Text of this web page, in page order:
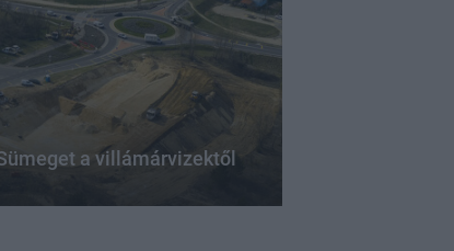
a villámárvizektől